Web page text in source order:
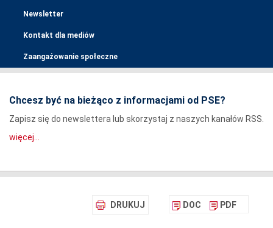
Newsletter
Kontakt dla mediów
Zaangażowanie społeczne
Chcesz być na bieżąco z informacjami od PSE?
Zapisz się do newslettera lub skorzystaj z naszych kanałów RSS.
więcej...
DRUKUJ DOC PDF